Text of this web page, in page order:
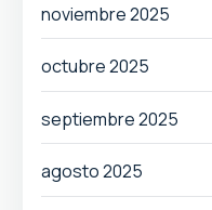
noviembre 2025
octubre 2025
septiembre 2025
agosto 2025